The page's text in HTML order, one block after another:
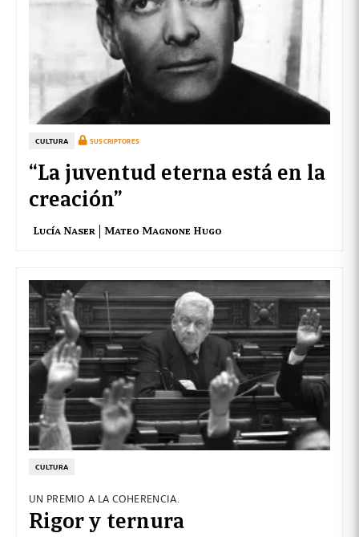
CULTURA SUSCRIPTORES
“La juventud eterna está en la
creación”
Lucía Naser Mateo Magnone Hugo
CULTURA
UN PREMIO A LA COHERENCIA.
Rigor y ternura